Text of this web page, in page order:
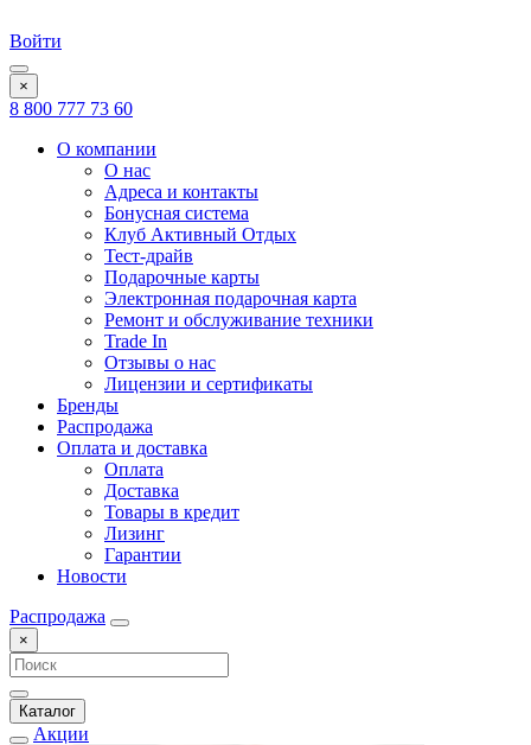
Войти
×
8 800 777 73 60
О компании
О нас
Адреса и контакты
Бонусная система
Клуб Активный Отдых
Тест-драйв
Подарочные карты
Электронная подарочная карта
Ремонт и обслуживание техники
Trade In
Отзывы о нас
Лицензии и сертификаты
Бренды
Распродажа
Оплата и доставка
Оплата
Доставка
Товары в кредит
Лизинг
Гарантии
Новости
Распродажа
×
Каталог
Акции